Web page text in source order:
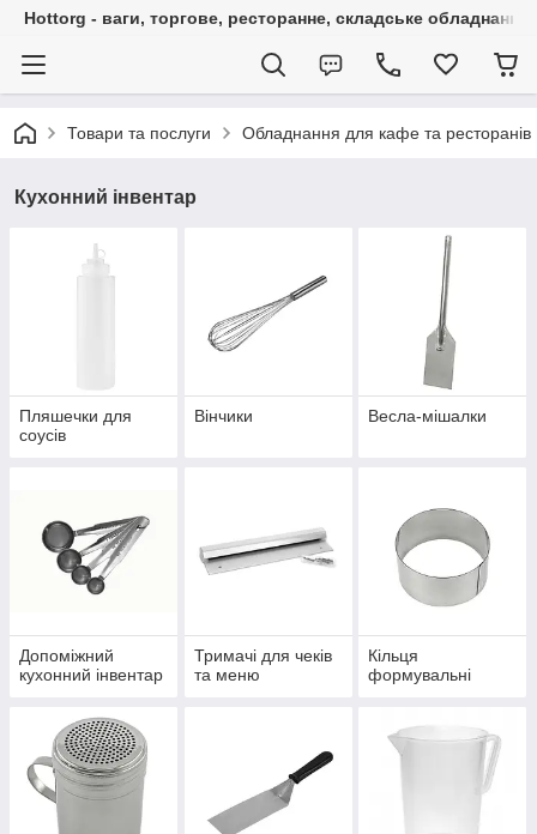
Hottorg - ваги, торгове, ресторанне, складське обладнання
Товари та послуги Обладнання для кафе та ресторанів
Кухонний інвентар
Пляшечки для
соусів
Вінчики Весла-мішалки
Допоміжний
кухонний інвентар
Тримачі для чеків
та меню
Кільця
формувальні